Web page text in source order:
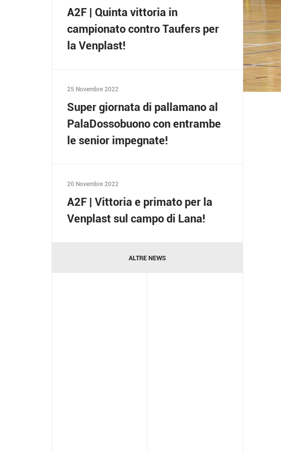
A2F | Quinta vittoria in
campionato contro Taufers per
la Venplast!
25 Novembre 2022
Super giornata di pallamano al
PalaDossobuono con entrambe
le senior impegnate!
20 Novembre 2022
A2F | Vittoria e primato per la
Venplast sul campo di Lana!
ALTRE NEWS